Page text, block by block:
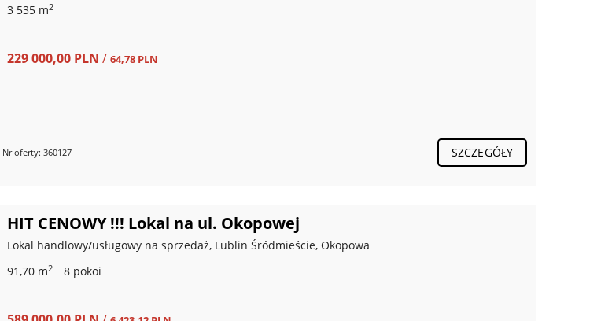
3 535 m2
229 000,00 PLN / 64,78 PLN
Nr oferty: 360127 SZCZEGÓŁY
HIT CENOWY !!! Lokal na ul. Okopowej
Lokal handlowy/usługowy na sprzedaż, Lublin Śródmieście, Okopowa
91,70 m2 8 pokoi